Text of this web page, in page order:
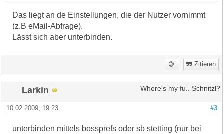
Das liegt an de Einstellungen, die der Nutzer vornimmt
(z.B eMail-Abfrage).
Lässt sich aber unterbinden.
Zitieren
Larkin Where's my fu.. Schnitzl?
#3
10.02.2009, 19:23
unterbinden mittels bossprefs oder sb stetting (nur bei